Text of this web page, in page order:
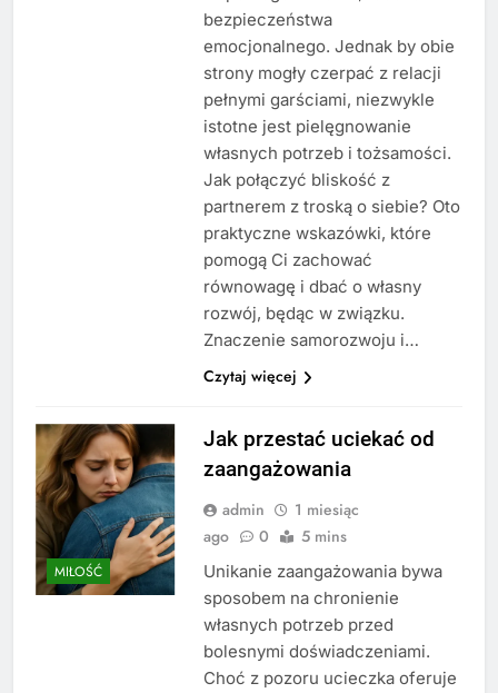
bezpieczeństwa
emocjonalnego. Jednak by obie
strony mogły czerpać z relacji
pełnymi garściami, niezwykle
istotne jest pielęgnowanie
własnych potrzeb i tożsamości.
Jak połączyć bliskość z
partnerem z troską o siebie? Oto
praktyczne wskazówki, które
pomogą Ci zachować
równowagę i dbać o własny
rozwój, będąc w związku.
Znaczenie samorozwoju i…
Czytaj więcej
MIŁOŚĆ
Jak przestać uciekać od
zaangażowania
admin
1 miesiąc
ago
0 5 mins
Unikanie zaangażowania bywa
sposobem na chronienie
własnych potrzeb przed
bolesnymi doświadczeniami.
Choć z pozoru ucieczka oferuje